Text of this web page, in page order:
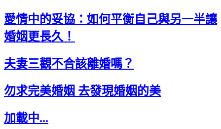
愛情中的妥協：如何平衡自己與另一半讓
婚姻更長久！
夫妻三觀不合該離婚嗎？
勿求完美婚姻 去發現婚姻的美
加載中...